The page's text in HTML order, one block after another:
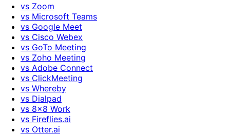
vs Zoom
vs Microsoft Teams
vs Google Meet
vs Cisco Webex
vs GoTo Meeting
vs Zoho Meeting
vs Adobe Connect
vs ClickMeeting
vs Whereby
vs Dialpad
vs 8x8 Work
vs Fireflies.ai
vs Otter.ai